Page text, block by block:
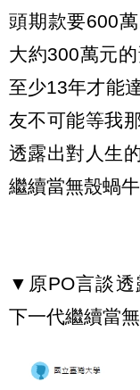
頭期款要600
大約300萬元
至少13年才能
友不可能等我
透露出對人生
繼續當無殼蝸牛
▼原PO言談透
下一代繼續當